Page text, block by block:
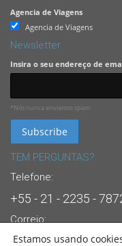
Agencia de Viagens
Agencia de Viagens
Newsletter
Insira o seu endereço de
*Nós nunca enviamos spam
TEM PERGUNTAS?
Telefone:
+55 - 21 - 2235 -
Correio:
info@brasandes.com
Estamos usando